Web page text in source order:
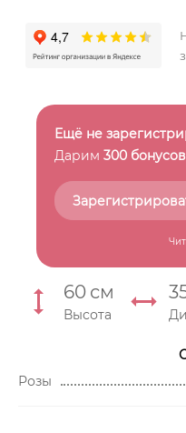
Ещё не
Дарим 300 бонусов
60 см
Высота
Розы